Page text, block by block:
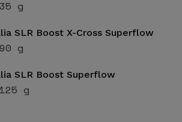
g
SLR Boost X-Cross Superflow
g
SLR Boost Superflow
g